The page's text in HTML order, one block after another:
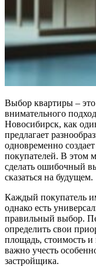
Выбор квартиры –
внимательного
Новосибирск, как
предлагает
одновременно
покупателей. В этом
сделать ошибочный
сказаться на будущем.
Каждый покупатель
однако есть
правильный выбор.
определить свои
площадь, стоимость
важно учесть
застройщика.